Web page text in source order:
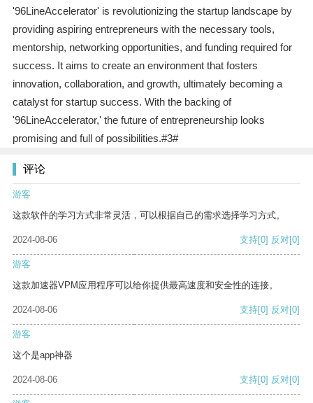
'96LineAccelerator' is revolutionizing the startup landscape by
providing aspiring entrepreneurs with the necessary tools,
mentorship, networking opportunities, and funding required for
success. It aims to create an environment that fosters
innovation, collaboration, and growth, ultimately becoming a
catalyst for startup success. With the backing of
'96LineAccelerator,' the future of entrepreneurship looks
promising and full of possibilities.#3#
评论
游客
这款软件的学习方式非常灵活，可以根据自己的需求选择学习方式。
2024-08-06 支持[0] 反对[0]
游客
这款加速器VPM应用程序可以给你提供最高速度和安全性的连接。
2024-08-06 支持[0] 反对[0]
游客
这个是app神器
2024-08-06 支持[0] 反对[0]